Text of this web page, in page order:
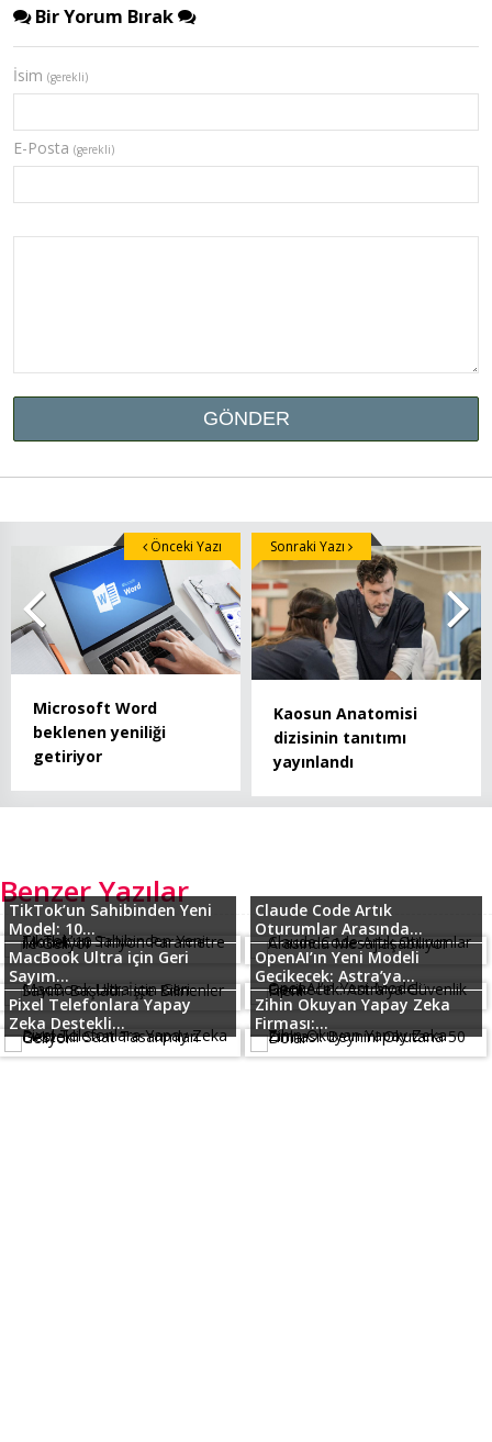
Bir Yorum Bırak
İsim (gerekli)
E-Posta (gerekli)
Microsoft Word
beklenen yeniliği
getiriyor
Önceki Yazı
Kaosun Anatomisi
dizisinin tanıtımı
yayınlandı
Sonraki Yazı
Benzer Yazılar
TikTok’un Sahibinden Yeni
Model: 10...
Claude Code Artık
Oturumlar Arasında...
MacBook Ultra için Geri
Sayım...
OpenAI’ın Yeni Modeli
Gecikecek: Astra’ya...
Pixel Telefonlara Yapay
Zeka Destekli...
Zihin Okuyan Yapay Zeka
Firması:...